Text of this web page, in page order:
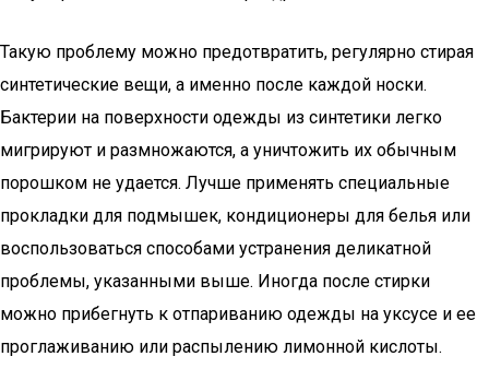
Такую проблему можно предотвратить, регулярно стирая
синтетические вещи, а именно после каждой носки.
Бактерии на поверхности одежды из синтетики легко
мигрируют и размножаются, а уничтожить их обычным
порошком не удается. Лучше применять специальные
прокладки для подмышек, кондиционеры для белья или
воспользоваться способами устранения деликатной
проблемы, указанными выше. Иногда после стирки
можно прибегнуть к отпариванию одежды на уксусе и ее
проглаживанию или распылению лимонной кислоты.